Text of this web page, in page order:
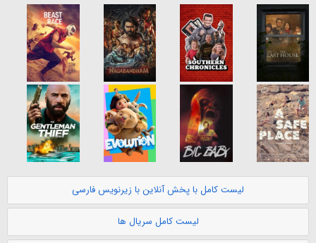
لیست کامل با پخش آنلاین با زیرنویس فارسی
لیست کامل سریال ها